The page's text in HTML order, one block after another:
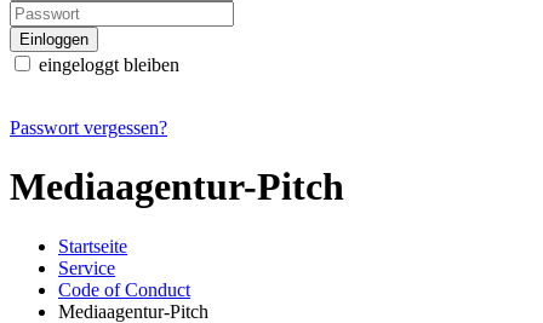
eingeloggt bleiben
Passwort vergessen?
Mediaagentur-Pitch
Startseite
Service
Code of Conduct
Mediaagentur-Pitch